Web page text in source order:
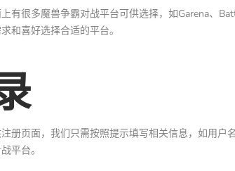
有很多魔兽争霸对战平台可供选择，如Garena、
和喜好选择合适的平台。
页面，我们只需按照提示填写相关信息，如用户名
平台。